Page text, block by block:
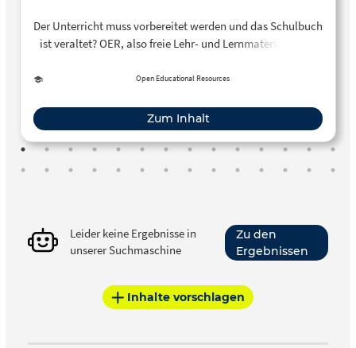
Der Unterricht muss vorbereitet werden und das Schulbuch
ist veraltet? OER, also freie Lehr- und Lernmaterialien im
Open Educational Resources
Zum Inhalt
Leider keine Ergebnisse in
unserer Suchmaschine
Zu den
Ergebnissen
Inhalte vorschlagen